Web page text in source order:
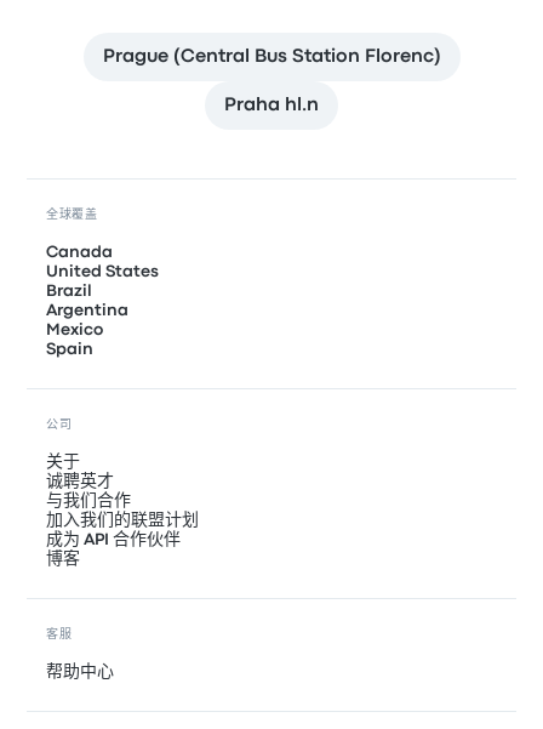
Prague (Central Bus Station Florenc)
Praha hl.n
全球覆盖
Canada
United States
Brazil
Argentina
Mexico
Spain
公司
关于
诚聘英才
与我们合作
加入我们的联盟计划
成为 API 合作伙伴
博客
客服
帮助中心